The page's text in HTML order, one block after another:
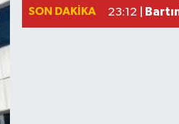
SON DAKIKA
23:12 |